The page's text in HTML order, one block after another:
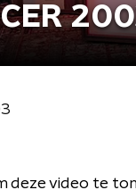
deze video te